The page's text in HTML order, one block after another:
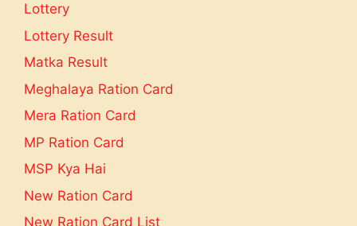
Lottery
Lottery Result
Matka Result
Meghalaya Ration Card
Mera Ration Card
MP Ration Card
MSP Kya Hai
New Ration Card
New Ration Card List